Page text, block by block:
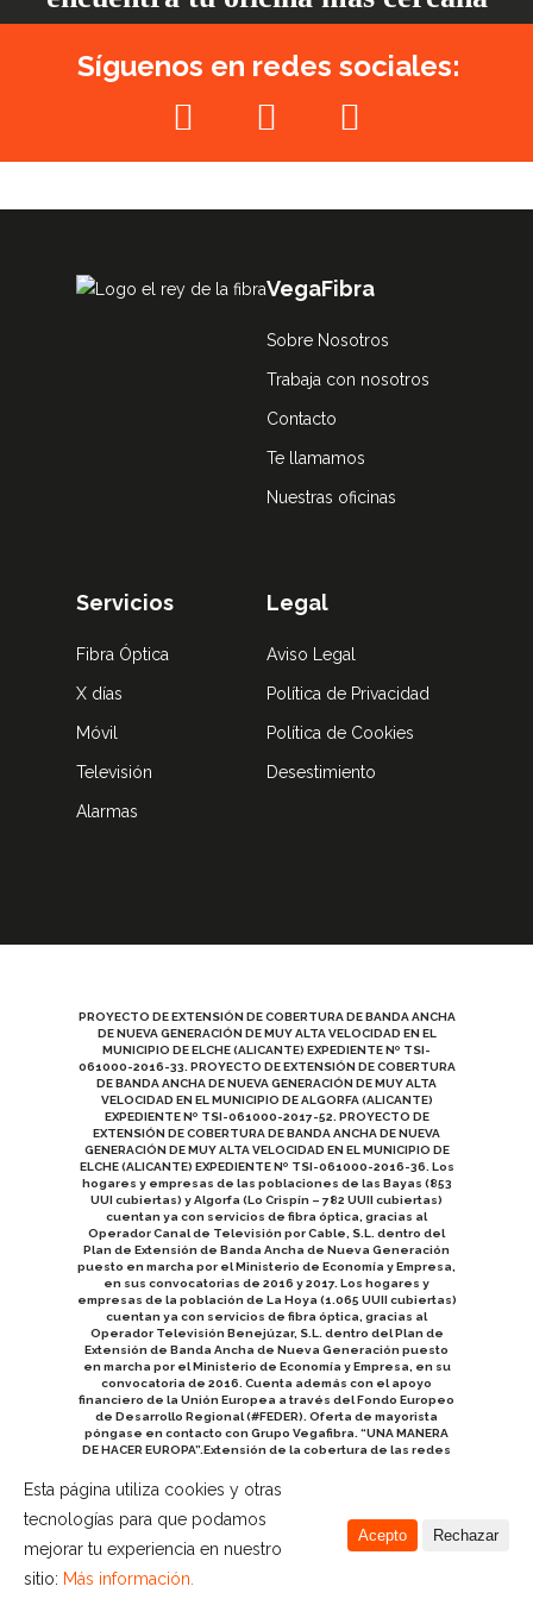
Síguenos en redes sociales:
VegaFibra
Sobre Nosotros
Trabaja con nosotros
Contacto
Te llamamos
Nuestras oficinas
Servicios
Fibra Óptica
X días
Móvil
Televisión
Alarmas
Legal
Aviso Legal
Política de Privacidad
Política de Cookies
Desestimiento
PROYECTO DE EXTENSIÓN DE COBERTURA DE BANDA ANCHA
DE NUEVA GENERACIÓN DE MUY ALTA VELOCIDAD EN EL
MUNICIPIO DE ELCHE (ALICANTE) EXPEDIENTE Nº TSI-
061000-2016-33. PROYECTO DE EXTENSIÓN DE COBERTURA
DE BANDA ANCHA DE NUEVA GENERACIÓN DE MUY ALTA
VELOCIDAD EN EL MUNICIPIO DE ALGORFA (ALICANTE)
EXPEDIENTE Nº TSI-061000-2017-52. PROYECTO DE
EXTENSIÓN DE COBERTURA DE BANDA ANCHA DE NUEVA
GENERACIÓN DE MUY ALTA VELOCIDAD EN EL MUNICIPIO DE
ELCHE (ALICANTE) EXPEDIENTE Nº TSI-061000-2016-36. Los
hogares y empresas de las poblaciones de las Bayas (853
UUI cubiertas) y Algorfa (Lo Crispín – 782 UUII cubiertas)
cuentan ya con servicios de fibra óptica, gracias al
Operador Canal de Televisión por Cable, S.L. dentro del
Plan de Extensión de Banda Ancha de Nueva Generación
puesto en marcha por el Ministerio de Economía y Empresa,
en sus convocatorias de 2016 y 2017. Los hogares y
empresas de la población de La Hoya (1.065 UUII cubiertas)
cuentan ya con servicios de fibra óptica, gracias al
Operador Televisión Benejúzar, S.L. dentro del Plan de
Extensión de Banda Ancha de Nueva Generación puesto
en marcha por el Ministerio de Economía y Empresa, en su
convocatoria de 2016. Cuenta además con el apoyo
financiero de la Unión Europea a través del Fondo Europeo
de Desarrollo Regional (#FEDER). Oferta de mayorista
póngase en contacto con Grupo Vegafibra. “UNA MANERA
DE HACER EUROPA”.Extensión de la cobertura de las redes
(100 Mbps o superior) en los municipios Orihuela y Redovan
de la provincia de Alicante. Referencia: TSI-061000-2019-
135.
Vegafibra, El Rey de la Fibra y Vegafibra.com
son marcas registradas del Grupo Vegafibra.
Esta página utiliza cookies y otras
tecnologías para que podamos
mejorar tu experiencia en nuestro
sitio: Más información.
Acepto Rechazar